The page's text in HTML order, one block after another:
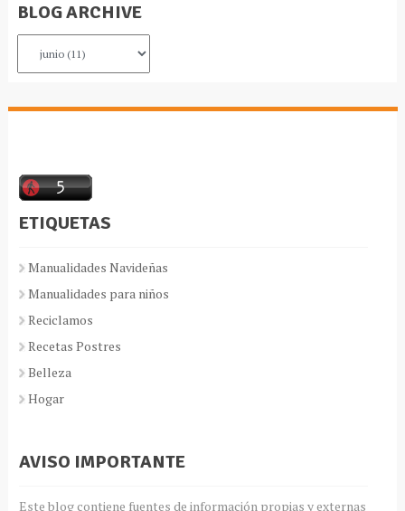
BLOG ARCHIVE
ETIQUETAS
Manualidades Navideñas
Manualidades para niños
Reciclamos
Recetas Postres
Belleza
Hogar
AVISO IMPORTANTE
Este blog contiene fuentes de información propias y externas